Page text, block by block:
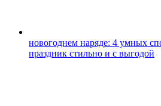
новогоднем наряде: 4 умных
праздник стильно и с выгодой